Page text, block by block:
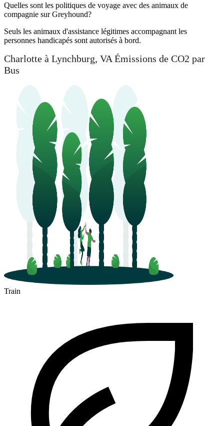
Quelles sont les politiques de voyage avec des animaux de
compagnie sur Greyhound?
Seuls les animaux d'assistance légitimes accompagnant les
personnes handicapés sont autorisés à bord.
Charlotte à Lynchburg, VA Émissions de CO2 par
Bus
Train